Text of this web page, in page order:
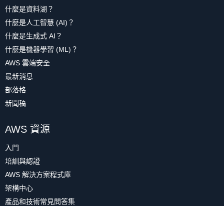
什麼是資料湖？
什麼是人工智慧 (AI)？
什麼是生成式 AI？
什麼是機器學習 (ML)？
AWS 雲端安全
最新消息
部落格
新聞稿
AWS 資源
入門
培訓與認證
AWS 解決方案程式庫
架構中心
產品和技術常見問答集